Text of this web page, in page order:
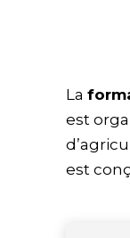
La
est
est